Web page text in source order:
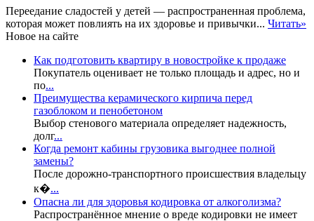
Переедание сладостей у детей — распространенная проблема,
которая может повлиять на их здоровье и привычки... Читать»
Новое на сайте
Как подготовить квартиру в новостройке к продаже
Покупатель оценивает не только площадь и адрес, но и
по...
Преимущества керамического кирпича перед
газоблоком и пенобетоном
Выбор стенового материала определяет надежность,
долг...
Когда ремонт кабины грузовика выгоднее полной
замены?
После дорожно-транспортного происшествия владельцу
к�...
Опасна ли для здоровья кодировка от алкоголизма?
Распространённое мнение о вреде кодировки не имеет